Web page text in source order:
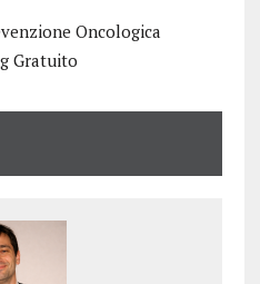
Oncologica
Gratuito